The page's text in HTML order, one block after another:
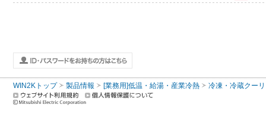
WIN2Kトップ 製品情報 [業務用]低温・給湯・産業冷熱 冷凍・冷蔵クー